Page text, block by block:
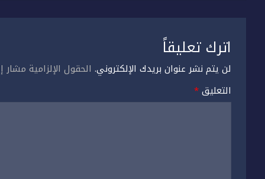
اترك تعليقاً
لن يتم نشر عنوان بريدك الإلكتروني. الحقول الإلزامية مشار
التعليق*